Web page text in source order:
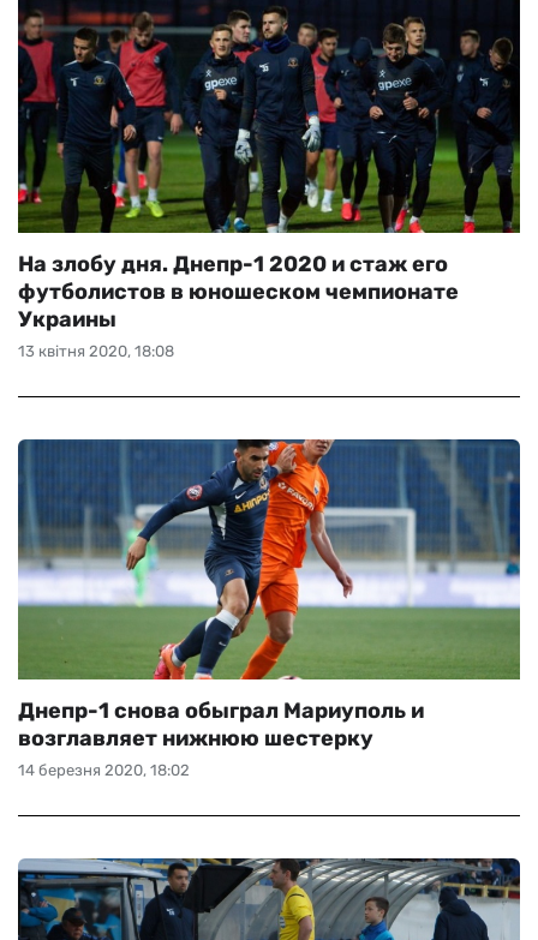
13 квітня 2020, 18:08
На злобу дня. Днепр-1 2020 и стаж его
футболистов в юношеском чемпионате
Украины
14 березня 2020, 18:02
Днепр-1 снова обыграл Мариуполь и
возглавляет нижнюю шестерку